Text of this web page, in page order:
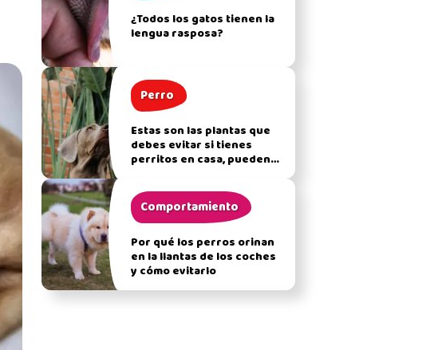
¿Todos los gatos tienen la
lengua rasposa?
Perro
Estas son las plantas que
debes evitar si tienes
perritos en casa, pueden
Comportamiento
Por qué los perros orinan
en la llantas de los coches
y cómo evitarlo